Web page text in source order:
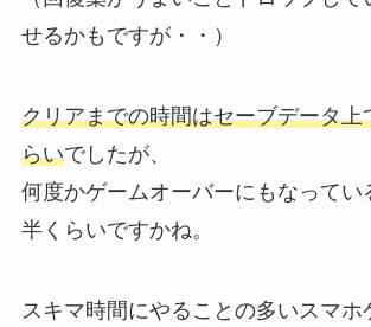
せるかもですが・・）
クリアまでの時間はセーブデータ上
らいでしたが、
何度かゲームオーバーにもなってい
半くらいですかね。
スキマ時間にやることの多いスマホ